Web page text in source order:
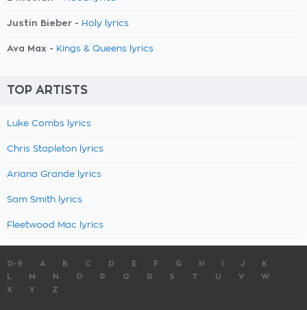
Justin Bieber - Holy lyrics
Ava Max - Kings & Queens lyrics
TOP ARTISTS
Luke Combs lyrics
Chris Stapleton lyrics
Ariana Grande lyrics
Sam Smith lyrics
Fleetwood Mac lyrics
0-9 A B C D E F G H J
K
M N O P Q R S T U V
W
X
Y Z